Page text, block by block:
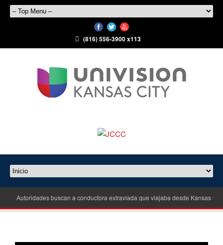
(816) 556-3900 x113
Autoridades buscan a conductora extraviada que viajaba desde Kansas City